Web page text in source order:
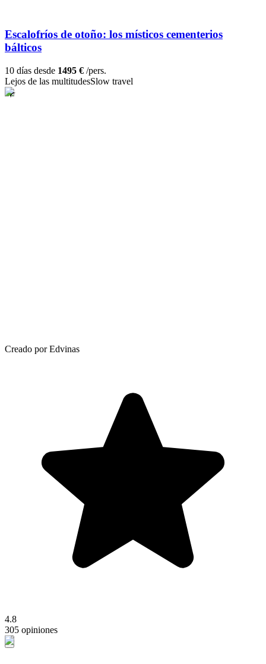
Escalofríos de otoño: los místicos cementerios
bálticos
10 días desde 1495 € /pers.
Lejos de las multitudesSlow travel
Creado por Edvinas
4.8
305 opiniones